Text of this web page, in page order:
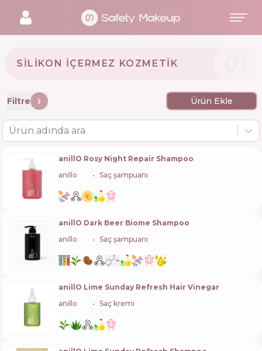
SILIKON IÇERMEZ KOZMETIK
Filtre Ürün Ekle
Ürün adında ara
anillO Rosy Night Repair Shampoo
anillo
Saç şampuanı
anillO Dark Beer Biome Shampoo
anillo
Saç şampuanı
anillO Lime Sunday Refresh Hair Vinegar
anillo
Saç kremi